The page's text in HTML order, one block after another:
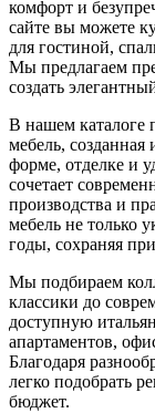
комфорт и
сайте вы можете
для гостиной,
Мы предлагаем
создать
В нашем каталоге
мебель,
форме, отделке и
сочетает
производства и
мебель не только
годы, сохраняя
Мы подбираем
классики до
доступную
апартаментов,
Благодаря
легко подобрать
бюджет.